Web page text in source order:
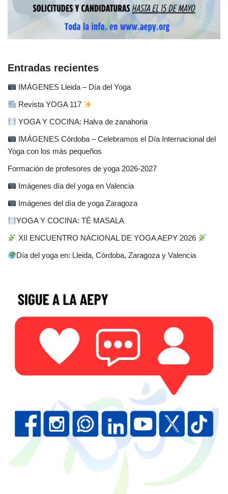
Entradas recientes
IMÁGENES Lleida – Día del Yoga
Revista YOGA 117
YOGA Y COCINA: Halva de zanahoria
IMÁGENES Córdoba – Celebramos el Día Internacional del
Yoga con los más pequeños
Formación de profesores de yoga 2026-2027
Imágenes día del yoga en Valencia
Imágenes del día de yoga Zaragoza
YOGA Y COCINA: TÉ MASALA
XII ENCUENTRO NACIONAL DE YOGA AEPY 2026
Día del yoga en: Lleida, Córdoba, Zaragoza y Valencia